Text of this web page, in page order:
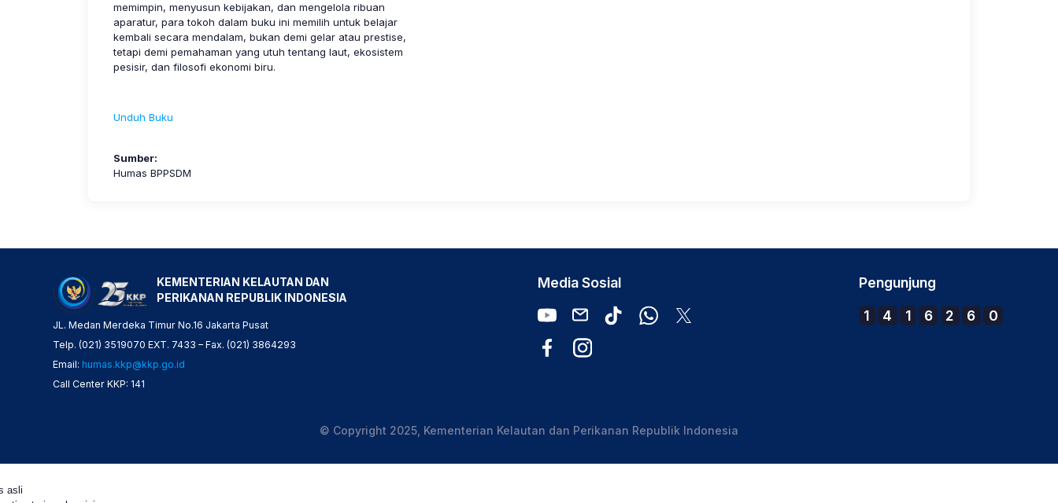
memimpin, menyusun kebijakan, dan mengelola ribuan
aparatur, para tokoh dalam buku ini memilih untuk belajar
kembali secara mendalam, bukan demi gelar atau prestise,
tetapi demi pemahaman yang utuh tentang laut, ekosistem
pesisir, dan filosofi ekonomi biru.
Unduh Buku
Sumber:
Humas BPPSDM
KEMENTERIAN KELAUTAN DAN
PERIKANAN REPUBLIK INDONESIA
JL. Medan Merdeka Timur No.16 Jakarta Pusat
Telp. (021) 3519070 EXT. 7433 – Fax. (021) 3864293
Email: humas.kkp@kkp.go.id
Call Center KKP: 141
Media Sosial Pengunjung
1 4 1 6 2 6 0
© Copyright 2025, Kementerian Kelautan dan Perikanan Republik Indonesia
asli